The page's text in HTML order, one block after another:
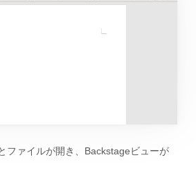
ファイルが開き、Backstageビューが